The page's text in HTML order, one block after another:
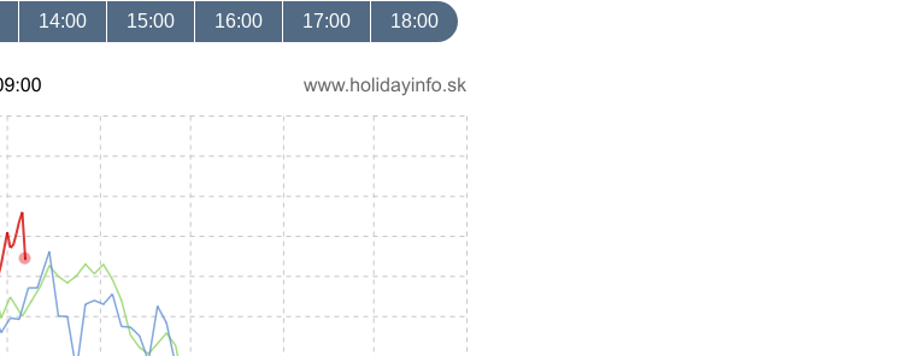
14:00 15:00 16:00 17:00 18:00